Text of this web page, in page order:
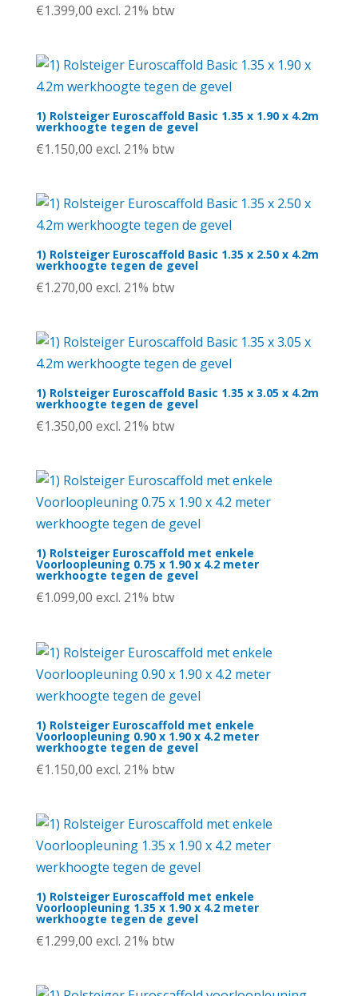
€1.399,00 excl. 21% btw
1) Rolsteiger Euroscaffold Basic 1.35 x 1.90 x 4.2m
werkhoogte tegen de gevel
€1.150,00 excl. 21% btw
1) Rolsteiger Euroscaffold Basic 1.35 x 2.50 x 4.2m
werkhoogte tegen de gevel
€1.270,00 excl. 21% btw
1) Rolsteiger Euroscaffold Basic 1.35 x 3.05 x 4.2m
werkhoogte tegen de gevel
€1.350,00 excl. 21% btw
1) Rolsteiger Euroscaffold met enkele
Voorloopleuning 0.75 x 1.90 x 4.2 meter
werkhoogte tegen de gevel
€1.099,00 excl. 21% btw
1) Rolsteiger Euroscaffold met enkele
Voorloopleuning 0.90 x 1.90 x 4.2 meter
werkhoogte tegen de gevel
€1.150,00 excl. 21% btw
1) Rolsteiger Euroscaffold met enkele
Voorloopleuning 1.35 x 1.90 x 4.2 meter
werkhoogte tegen de gevel
€1.299,00 excl. 21% btw